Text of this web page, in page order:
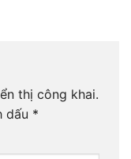
thị công khai.
dấu *